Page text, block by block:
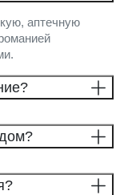
аптечную